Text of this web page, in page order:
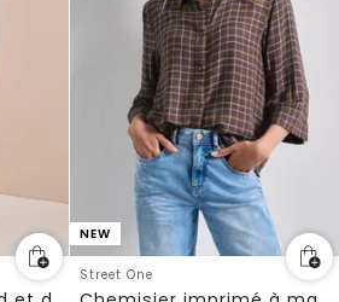
NEW
Street One